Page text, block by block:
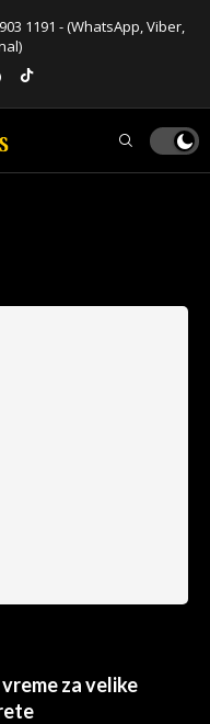
1191 - (WhatsApp, Viber,
za velike